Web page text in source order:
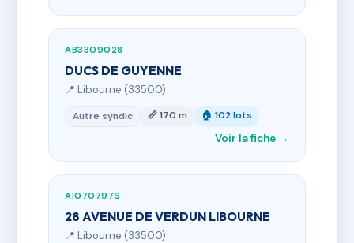
AB3309028
DUCS DE GUYENNE
📍 Libourne (33500)
Autre syndic 📏 170 m 🏠 102 lots
Voir la fiche →
AI0707976
28 AVENUE DE VERDUN LIBOURNE
📍 Libourne (33500)